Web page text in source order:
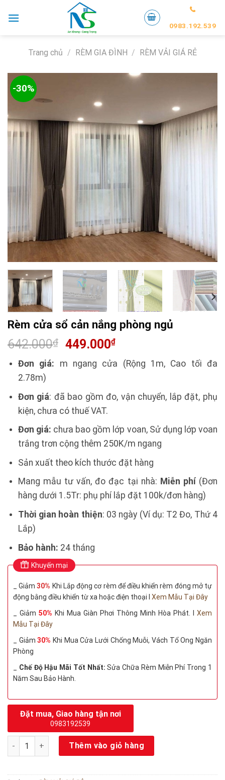
0983.192.539
Trang chủ / RÈM GIA ĐÌNH / RÈM VẢI GIÁ RẺ
-30%
Rèm cửa sổ cản nắng phòng ngủ
642.000₫ 449.000₫
Đơn giá: m ngang cửa (Rộng 1m, Cao tối đa
2.78m)
Đơn giá: đã bao gồm đo, vận chuyển, lắp đặt, phụ
kiện, chưa có thuế VAT.
Đơn giá: chưa bao gồm lớp voan, Sử dụng lớp voan
trắng trơn cộng thêm 250K/m ngang
Sản xuất theo kích thước đặt hàng
Mang mẫu tư vấn, đo đạc tại nhà: Miễn phí(Đơn
hàng dưới 1.5Tr: phụ phí lắp đặt 100k/đơn hàng)
Thời gian hoàn thiện: 03 ngày (Ví dụ: T2 Đo, Thứ 4
Lắp)
Bảo hành: 24 tháng
Khuyến mại
_ Giảm30% Khi Lắp động cơ rèm để điều khiển rèm đóng mở tự
động bằng điều khiển từ xa hoặc điện thoại I Xem Mẫu Tại Đây
_ Giảm 50% Khi Mua Giàn Phơi Thông Minh Hòa Phát. I Xem
Mẫu Tại Đây
_ Giảm 30% Khi Mua Cửa Lưới Chống Muỗi, Vách Tổ Ong Ngăn
Phòng
Chế Độ Hậu Mãi Tốt Nhất: Sửa Chữa Rèm Miễn Phí Trong 1
Năm Sau Bảo Hành.
Đặt mua, Giao hàng tận nơi
0983192539
Rèm cửa sổ cản nắng phòng ngủ số lượng
Thêm vào giỏ hàng